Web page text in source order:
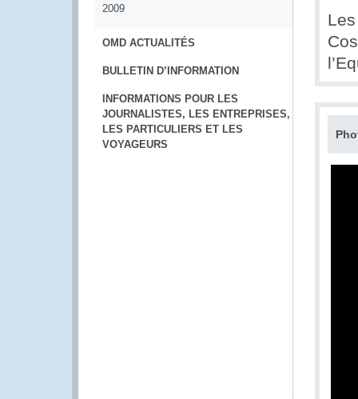
2009
OMD ACTUALITÉS
BULLETIN D’INFORMATION
INFORMATIONS POUR LES
JOURNALISTES, LES ENTREPRISES,
LES PARTICULIERS ET LES
VOYAGEURS